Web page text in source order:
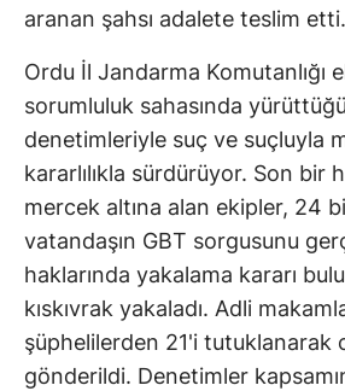
aranan şahsı adalete teslim etti.
Ordu İl Jandarma Komutanlığı
sorumluluk sahasında
denetimleriyle suç ve suçluyla
kararlılıkla sürdürüyor. Son bir
mercek altına alan ekipler, 24
vatandaşın GBT sorgusunu
haklarında yakalama kararı
kıskıvrak yakaladı. Adli
şüphelilerden 21'i tutuklanarak
gönderildi. Denetimler